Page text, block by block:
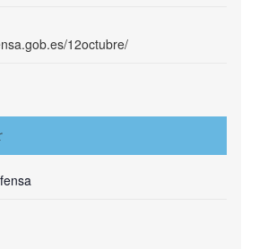
12octubre/